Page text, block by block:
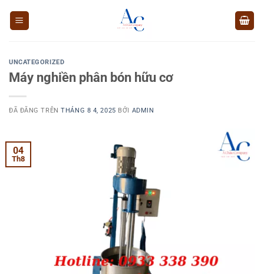
UNCATEGORIZED
Máy nghiền phân bón hữu cơ
ĐÃ ĐĂNG TRÊNTHÁNG 8 4, 2025 BỞI ADMIN
04
Th8